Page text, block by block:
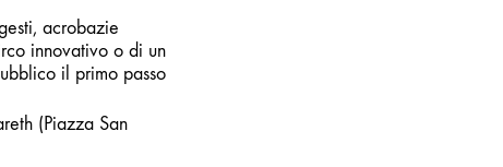
acrobazie
innovativo o di un
il primo passo
(Piazza San